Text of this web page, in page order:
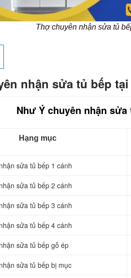
Thợ chuyên nhận sửa tủ
nhận sửa tủ bếp tại
Như Ý chuyên nhận
Hạng mục
sửa tủ bếp 1 cánh
sửa tủ bếp 2 cánh
sửa tủ bếp 3 cánh
sửa tủ bếp 4 cánh
sửa tủ bếp gỗ ép
sửa tủ bếp bị mục